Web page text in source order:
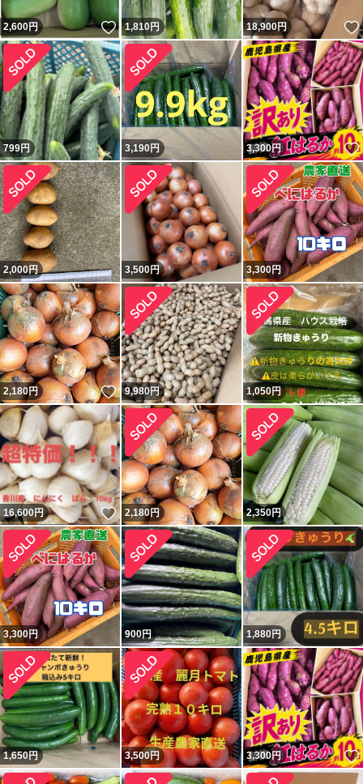
2,600円 いいね！
1,810円 18,900円
799円 3,190円 3,300円
2,000円 3,500円 3,300円
2,180円 いいね！
9,980円 1,050円
16,600円 いいね！
2,180円 2,350円
3,300円 900円 1,880円
1,650円 3,500円 3,300円